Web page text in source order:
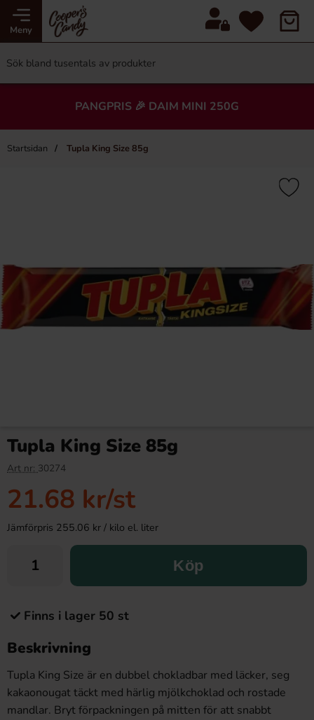
Meny
PANGPRIS 🎉 DAIM MINI 250G
Startsidan Tupla King Size 85g
Tupla King Size 85g
Art nr: 30274
21.68 kr/st
Jämförpris 255.06 kr / kilo el. liter
Köp
Finns i lager 50 st
Beskrivning
Tupla King Size är en dubbel chokladbar med läcker, seg
kakaonougat täckt med härlig mjölkchoklad och rostade
mandlar. Bryt förpackningen på mitten för att snabbt